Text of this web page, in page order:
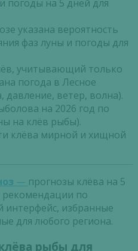
и погоды на 5 дней для
указана вероятность
фаз луны и погоды для
учитывающий только
погода в Лесное
давление, ветер, волна).
на 2026 год по
на клёв рыбы).
клёва мирной и хищной
— прогнозы клёва на 5
рекомендации по
интерфейс, избранные
для любого региона.
рыбы для